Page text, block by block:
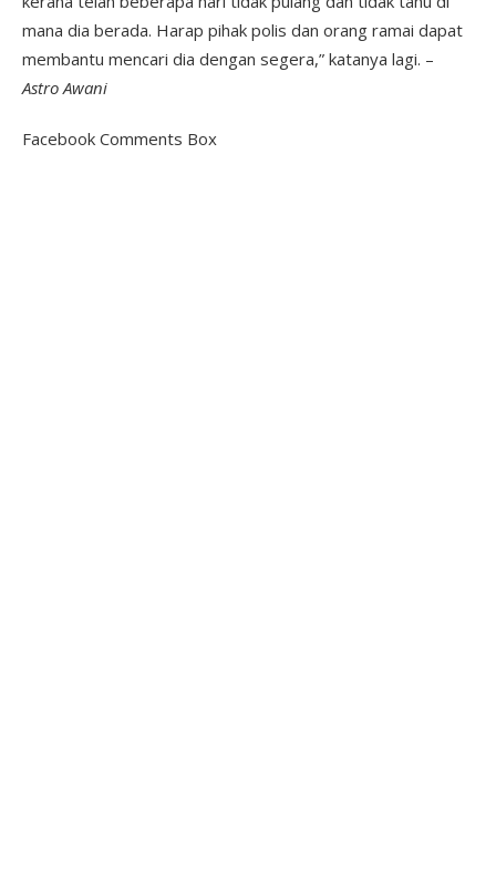
mana dia berada. Harap pihak polis dan orang ramai dapat
membantu mencari dia dengan segera,” katanya lagi. –
Astro Awani
Facebook Comments Box